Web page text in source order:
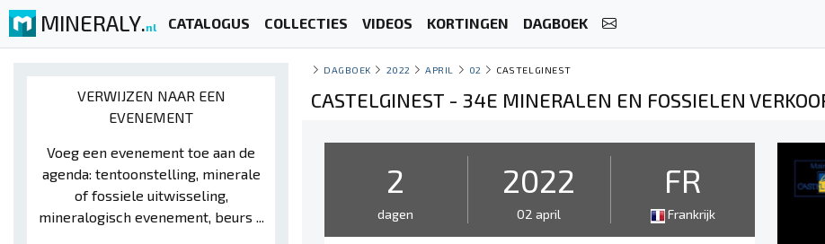
MINERALY.nl CATALOGUS COLLECTIES VIDEOS KORTINGEN DAGBOEK
VERWIJZEN NAAR EEN
EVENEMENT
Voeg een evenement toe aan de
agenda: tentoonstelling, minerale
of fossiele uitwisseling,
mineralogisch evenement, beurs ...
DAGBOEK 2022 APRIL 02 CASTELGINEST
CASTELGINEST - 34E MINERALEN EN FOSSIELEN
2
dagen
2022
02 april
FR
Frankrijk